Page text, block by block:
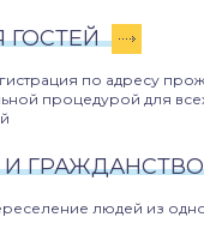
ГОСТЕЙ
по адресу
процедурой для
ГРАЖДАНСТВО
людей из